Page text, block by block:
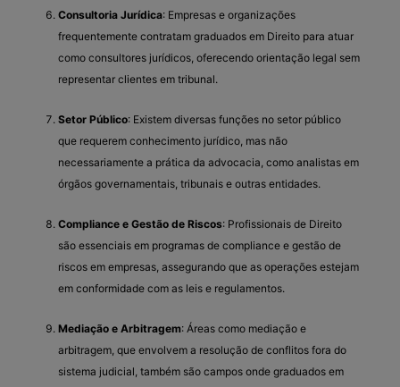
Consultoria Jurídica: Empresas e organizações
frequentemente contratam graduados em Direito para atuar
como consultores jurídicos, oferecendo orientação legal sem
representar clientes em tribunal.
Setor Público: Existem diversas funções no setor público
que requerem conhecimento jurídico, mas não
necessariamente a prática da advocacia, como analistas em
órgãos governamentais, tribunais e outras entidades.
Compliance e Gestão de Riscos: Profissionais de Direito
são essenciais em programas de compliance e gestão de
riscos em empresas, assegurando que as operações estejam
em conformidade com as leis e regulamentos.
Mediação e Arbitragem: Áreas como mediação e
arbitragem, que envolvem a resolução de conflitos fora do
sistema judicial, também são campos onde graduados em